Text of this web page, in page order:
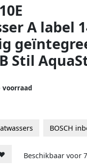
A label
Stil
BOSCH
Beschikbaar voor